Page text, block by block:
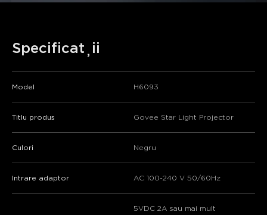
Specificații
Model H6093
Titlu produs Govee Star Light Projector
Culori Negru
Intrare adaptor AC 100-240 V 50/60Hz
5VDC 2A sau mai mult
close